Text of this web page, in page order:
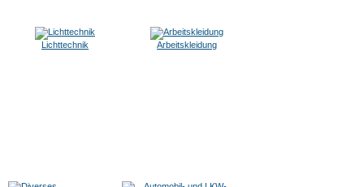
Lichttechnik Arbeitskleidung